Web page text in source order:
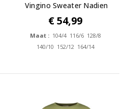
Vingino Sweater Nadien
€ 54,99
Maat : 104/4 116/6 128/8
140/10 152/12 164/14